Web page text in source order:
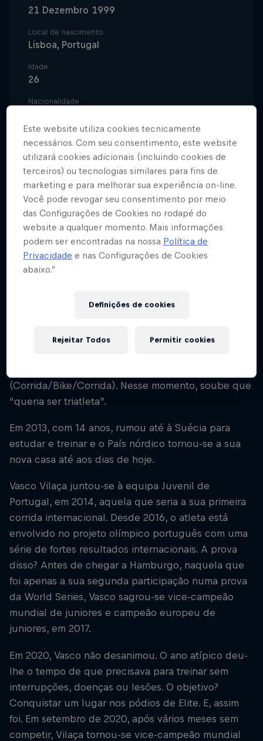
21 Dezembro 1999
Local de nascimento
Lisboa, Portugal
Idade
26
Nacionalidade
Triatlo
No Triatlo, o desporto conjuga-se em três verbos
diferentes: Nadar, pedalar e correr. Vasco Vilaça
domina os três. Com apenas 24 anos, o jovem
prodígio oriundo da Amadora, na zona de Lisboa,
continua a dar provas do seu talento e dedicação à
O amor pelo desporto surgiu cedo. Com apenas
2006, aos seis anos de idade - enquanto a maior
(Corrida/Bike/Corrida). Nesse momento, soube que
“queria ser triatleta”.
Em 2013, com 14 anos, rumou até à Suécia para
estudar e treinar e o País nórdico tornou-se a sua
nova casa até aos dias de hoje.
Vasco Vilaça juntou-se à equipa Juvenil de
Portugal, em 2014, aquela que seria a sua primeira
corrida internacional. Desde 2016, o atleta está
envolvido no projeto olímpico português com uma
série de fortes resultados internacionais. A prova
disso? Antes de chegar a Hamburgo, naquela que
foi apenas a sua segunda participação numa prova
da World Series, Vasco sagrou-se vice-campeão
mundial de juniores e campeão europeu de
juniores, em 2017.
Em 2020, Vasco não desanimou. O ano atípico deu-
lhe o tempo de que precisava para treinar sem
interrupções, doenças ou lesões. O objetivo?
Conquistar um lugar nos pódios de Elite. E, assim
foi. Em setembro de 2020, após vários meses sem
competir, Vilaça tornou-se vice-campeão mundial
Este website utiliza cookies tecnicamente
necessários. Com seu consentimento, este website
utilizará cookies adicionais (incluindo cookies de
terceiros) ou tecnologias similares para fins de
marketing e para melhorar sua experiência on-line.
Você pode revogar seu consentimento por meio
das Configurações de Cookies no rodapé do
website a qualquer momento. Mais informações
podem ser encontradas na nossa Política de
Privacidade e nas Configurações de Cookies
abaixo.”
Definições de cookies
Rejeitar Todos Permitir cookies